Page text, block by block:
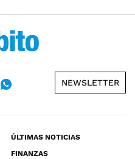
NEWSLETTER
ÚLTIMAS NOTICIAS
FINANZAS